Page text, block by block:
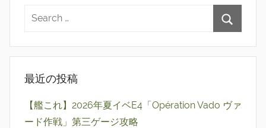
最近の投稿
【艦これ】2026年夏イベE4「Opération Vado ヴァ
ード作戦」第三ゲージ攻略